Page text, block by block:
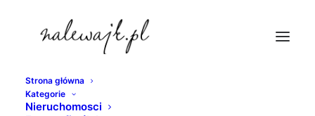
Strona główna
Kategorie
Nieruchomoscisesje-apartamentow